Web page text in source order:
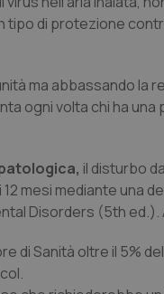
tipo di protezione
ma abbassando la
ogni volta chi ha
il disturbo
mesi mediante una
Disorders (5th
di Sanità oltre il 5%